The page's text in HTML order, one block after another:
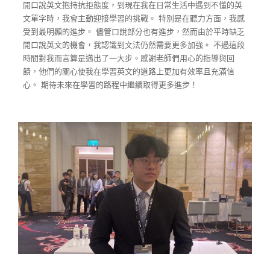
開口說英文抱持抗拒態度，到現在我在日常生活中遇到不懂的英
文單字時，我會主動迎接學習的挑戰。 特別是在聽力方面，我感
受到最明顯的進步。 儘管口說部分也有進步，然而由於平時缺乏
開口說英文的機會，我認識到文法仍然需要更多加強。 不過這段
時間對我而言算是邁出了一大步。感謝老師們用心的指導與回
饋，他們的關心使我在學習英文的道路上更加有效率且充滿信
心。 期待未來在學習的路程中繼續取得更多進步！